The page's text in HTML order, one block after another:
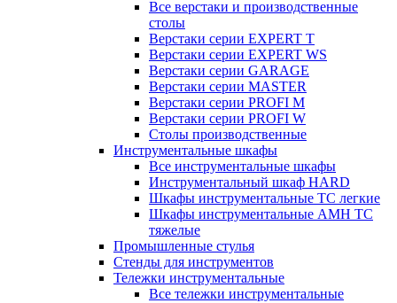
Все верстаки и производственные
столы
Верстаки серии EXPERT T
Верстаки серии EXPERT WS
Верстаки серии GARAGE
Верстаки серии MASTER
Верстаки серии PROFI M
Верстаки серии PROFI W
Столы производственные
Инструментальные шкафы
Все инструментальные шкафы
Инструментальный шкаф HARD
Шкафы инструментальные ТС легкие
Шкафы инструментальные AMH TC
тяжелые
Промышленные стулья
Стенды для инструментов
Тележки инструментальные
Все тележки инструментальные